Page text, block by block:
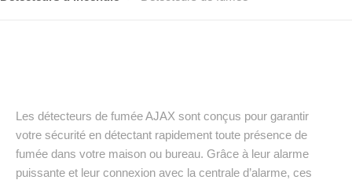
Les détecteurs de fumée AJAX sont conçus pour garantir
votre sécurité en détectant rapidement toute présence de
fumée dans votre maison ou bureau. Grâce à leur alarme
puissante et leur connexion avec la centrale d’alarme, ces